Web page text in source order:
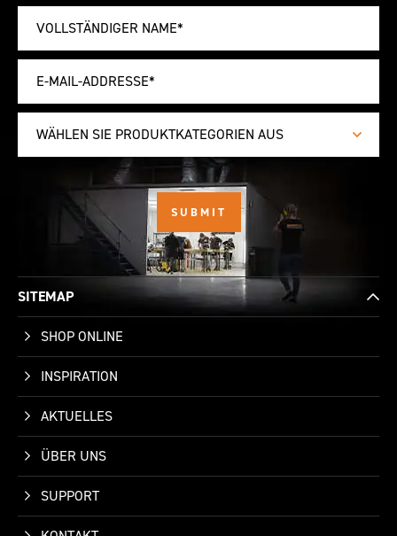
WÄHLEN SIE PRODUKTKATEGORIEN AUS
SITEMAP
SHOP ONLINE
INSPIRATION
AKTUELLES
ÜBER UNS
SUPPORT